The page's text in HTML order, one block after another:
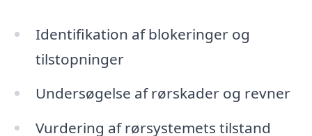
Identifikation af blokeringer og
tilstopninger
Undersøgelse af rørskader og revner
Vurdering af rørsystemets tilstand